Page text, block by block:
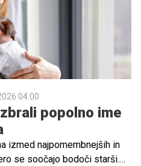
04.00
popolno ime
izmed najpomembnejših in
se soočajo bodoči starši.